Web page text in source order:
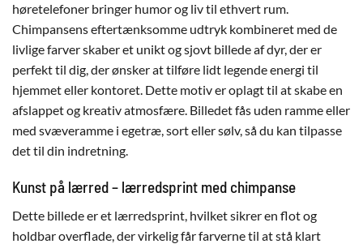
høretelefoner bringer humor og liv til ethvert rum.
Chimpansens eftertænksomme udtryk kombineret med de
livlige farver skaber et unikt og sjovt billede af dyr, der er
perfekt til dig, der ønsker at tilføre lidt legende energi til
hjemmet eller kontoret. Dette motiv er oplagt til at skabe en
afslappet og kreativ atmosfære. Billedet fås uden ramme eller
med svæveramme i egetræ, sort eller sølv, så du kan tilpasse
det til din indretning.
Kunst på lærred – lærredsprint med chimpanse
Dette billede er et lærredsprint, hvilket sikrer en flot og
holdbar overflade, der virkelig får farverne til at stå klart